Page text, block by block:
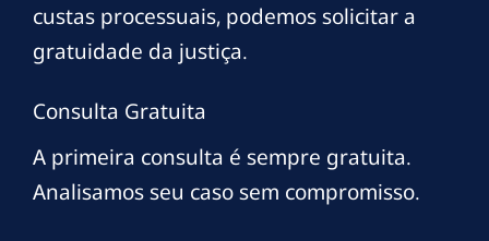
custas processuais, podemos solicitar a
gratuidade da justiça.
Consulta Gratuita
A primeira consulta é sempre gratuita.
Analisamos seu caso sem compromisso.